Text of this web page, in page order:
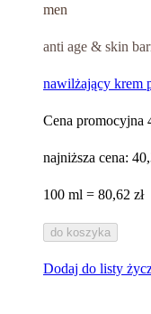
men
anti age & skin
nawilżający krem
Cena promocyjna
najniższa cena:
100 ml = 80,62 zł
do koszyka
Dodaj do listy